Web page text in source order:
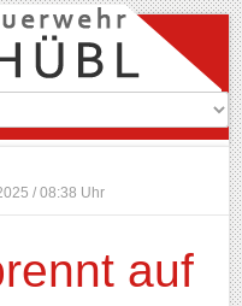
/ 08:38 Uhr
auf